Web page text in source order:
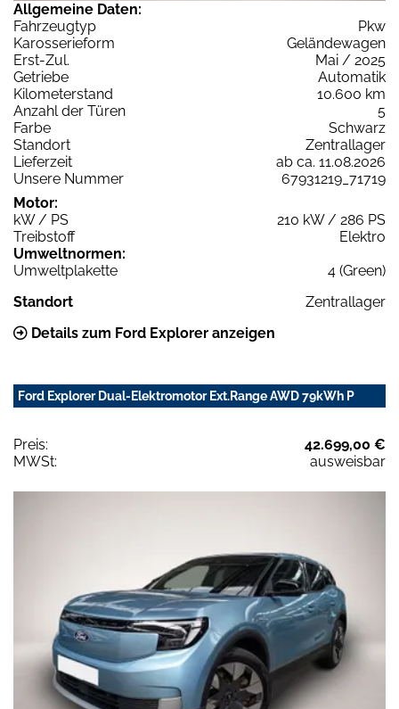
Allgemeine Daten:
Fahrzeugtyp
Pkw
Karosserieform
Geländewagen
Erst-Zul.
Mai / 2025
Getriebe
Automatik
Kilometerstand
10.600 km
Anzahl der Türen
5
Farbe
Schwarz
Standort
Zentrallager
Lieferzeit
ab ca. 11.08.2026
Unsere Nummer
67931219_71719
Motor:
kW / PS
210 kW / 286 PS
Treibstoff
Elektro
Umweltnormen:
Umweltplakette
4 (Green)
Standort
Zentrallager
Details zum Ford Explorer anzeigen
Ford Explorer Dual-Elektromotor Ext.Range AWD 79kWh P
Preis:
42.699,00 €
MWSt:
ausweisbar